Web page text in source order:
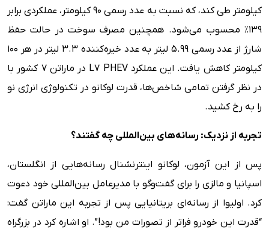
کیلومتر طی کند، که نسبت به عدد رسمی ۹۰ کیلومتر، عملکردی برابر
۱۳۹٪ محسوب می‌شود. همچنین مصرف سوخت در حالت حفظ
شارژ از عدد رسمی ۵.۹۹ لیتر به عدد خیره‌کننده ۳.۳ لیتر در هر ۱۰۰
کیلومتر کاهش یافت. این عملکرد L7 PHEV در ماراتن 7 کشور با
در نظر گرفتن تمامی شاخص‌ها، قدرت لوکانو در تکنولوژی انرژی نو
را به رخ کشید.
تجربه از نزدیک: رسانه‌های بین‌المللی چه گفتند؟
پس از این آزمون، لوکانو اینترنشنال رسانه‌هایی از انگلستان،
اسپانیا و مالزی را برای گفت‌وگو با مدیرعامل بین‌المللی خود دعوت
کرد. اولیوا از رسانه‌ای بریتانیایی پس از تجربه این ماراتن گفت:
“قدرت این خودرو فراتر از تصورات من بود!”. او اشاره کرد در بزرگراه